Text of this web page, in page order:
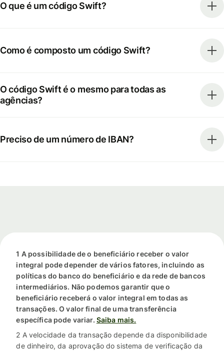
O que é um código Swift?
Como é composto um código Swift?
O código Swift é o mesmo para todas as
agências?
Preciso de um número de IBAN?
1 A possibilidade de o beneficiário receber o valor
integral pode depender de vários fatores, incluindo as
políticas do banco do beneficiário e da rede de bancos
intermediários. Não podemos garantir que o
beneficiário receberá o valor integral em todas as
transações. O valor final de uma transferência
específica pode variar. Saiba mais.
2 A velocidade da transação depende da disponibilidade
de dinheiro, da aprovação do sistema de verificação da